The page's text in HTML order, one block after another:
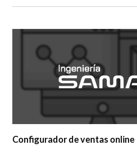
Configurador de ventas online